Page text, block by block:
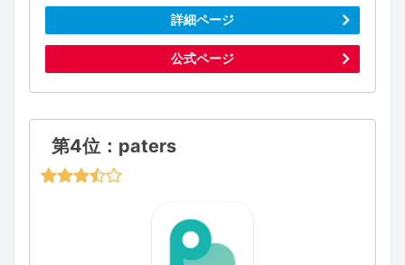
詳細ページ
公式ページ
第4位：paters